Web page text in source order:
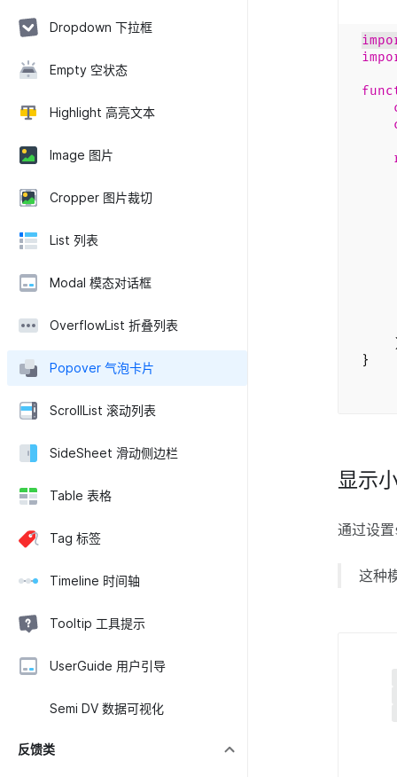
Dropdown 下拉框
Empty 空状态
Highlight 高亮文本
Image 图片
Cropper 图片裁切
List 列表
Modal 模态对话框
OverflowList 折叠列表
Popover 气泡卡片
ScrollList 滚动列表
SideSheet 滑动侧边栏
Table 表格
Tag 标签
Timeline 时间轴
Tooltip 工具提示
UserGuide 用户引导
Semi DV 数据可视化
反馈类
}
显示
通过设置
这种